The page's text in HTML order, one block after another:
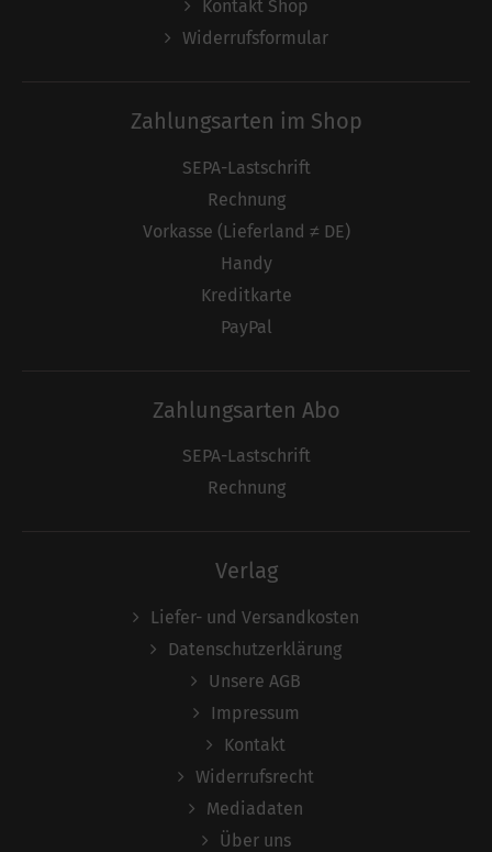
Kontakt Shop
Widerrufsformular
Zahlungsarten im Shop
SEPA-Lastschrift
Rechnung
Vorkasse (Lieferland ≠ DE)
Handy
Kreditkarte
PayPal
Zahlungsarten Abo
SEPA-Lastschrift
Rechnung
Verlag
Liefer- und Versandkosten
Datenschutzerklärung
Unsere AGB
Impressum
Kontakt
Widerrufsrecht
Mediadaten
Über uns